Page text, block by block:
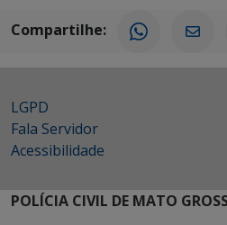
Compartilhe:
LGPD
Fala Servidor
Acessibilidade
POLÍCIA CIVIL DE MATO